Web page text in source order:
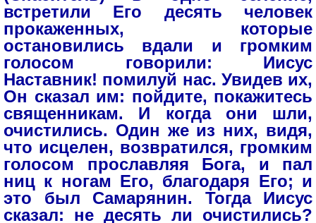
встретили Его десять человек
прокаженных, которые
остановились вдали и громким
голосом говорили: Иисус
Наставник! помилуй нас. Увидев их,
Он сказал им: пойдите, покажитесь
священникам. И когда они шли,
очистились. Один же из них, видя,
что исцелен, возвратился, громким
голосом прославляя Бога, и пал
ниц к ногам Его, благодаря Его; и
это был Самарянин. Тогда Иисус
сказал: не десять ли очистились?